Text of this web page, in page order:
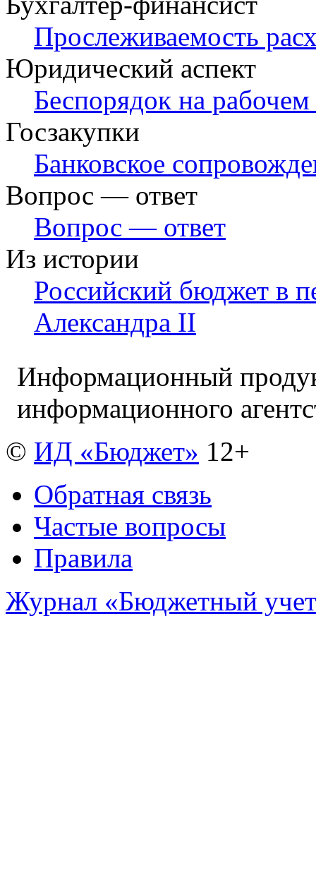
Прослеживаемость
Юридический аспект
Беспорядок на
Госзакупки
Банковское
Вопрос — ответ
Вопрос — ответ
Из истории
Российский бюджет в
Александра II
Информационный
информационного
© ИД «Бюджет» 12+
Обратная связь
Частые вопросы
Правила
Журнал «Бюджетный